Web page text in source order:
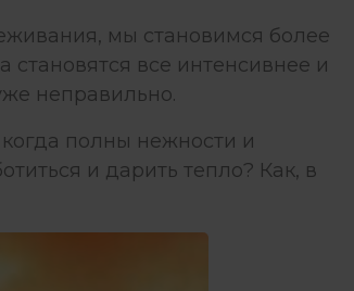
мы становимся более
становятся все интенсивнее и
неправильно.
полны нежности и
и дарить тепло? Как, в